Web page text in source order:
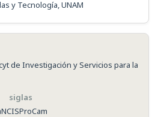
y Tecnología, UNAM
de Investigación y Servicios para la